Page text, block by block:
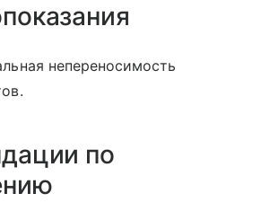
непереносимость
по